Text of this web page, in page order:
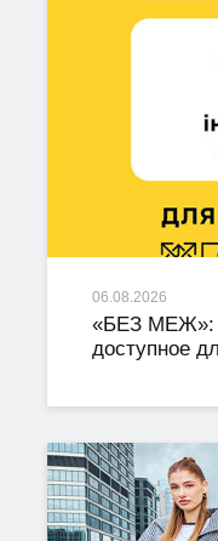
06.08.2026
«БЕЗ МЕЖ»:
доступное